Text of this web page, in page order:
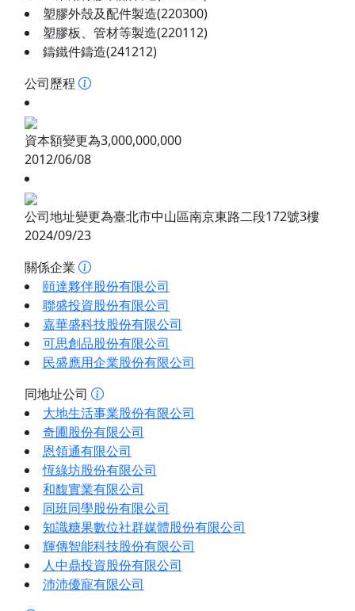
塑膠外殼及配件製造(220300)
塑膠板、管材等製造(220112)
鑄鐵件鑄造(241212)
公司歷程
資本額變更為3,000,000,000
2012/06/08
公司地址變更為臺北市中山區南京東路二段172號3樓
2024/09/23
關係企業
頤達夥伴股份有限公司
聯盛投資股份有限公司
嘉華盛科技股份有限公司
可思創品股份有限公司
民盛應用企業股份有限公司
同地址公司
大地生活事業股份有限公司
奇圃股份有限公司
恩領通有限公司
恆綠坊股份有限公司
和馥實業有限公司
同班同學股份有限公司
知識糖果數位社群媒體股份有限公司
輝傳智能科技股份有限公司
人中鼎投資股份有限公司
沛沛優寵有限公司